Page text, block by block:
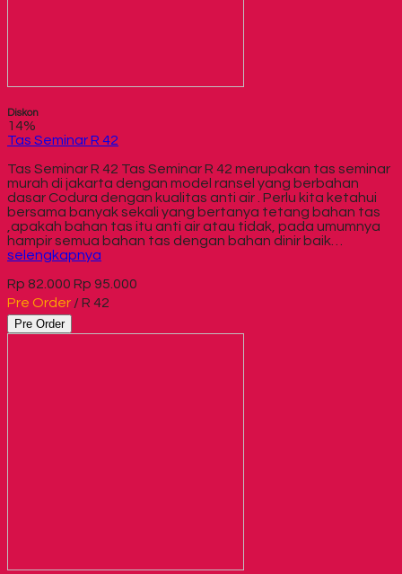
Diskon
14%
Tas Seminar R 42
Tas Seminar R 42 Tas Seminar R 42 merupakan tas seminar
murah di jakarta dengan model ransel yang berbahan
dasar Codura dengan kualitas anti air . Perlu kita ketahui
bersama banyak sekali yang bertanya tetang bahan tas
,apakah bahan tas itu anti air atau tidak, pada umumnya
hampir semua bahan tas dengan bahan dinir baik…
selengkapnya
Rp 82.000 Rp 95.000
Pre Order / R 42
Pre Order